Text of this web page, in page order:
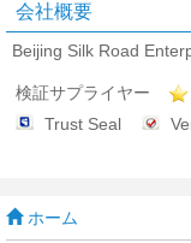
会社概要
Beijing Silk Road
検証サプライヤー
Trust Seal
ホーム